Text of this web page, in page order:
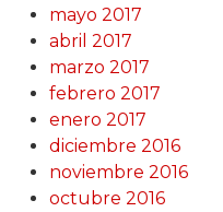
mayo 2017
abril 2017
marzo 2017
febrero 2017
enero 2017
diciembre 2016
noviembre 2016
octubre 2016